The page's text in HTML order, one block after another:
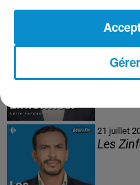
21 juillet
Les